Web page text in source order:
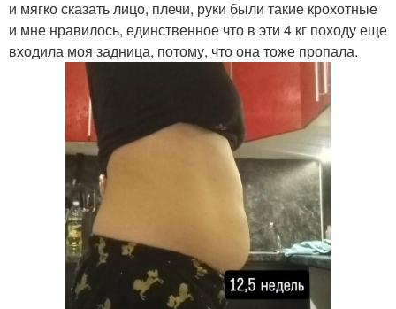
и мягко сказать лицо, плечи, руки были такие крохотные
и мне нравилось, единственное что в эти 4 кг походу еще
входила моя задница, потому, что она тоже пропала.